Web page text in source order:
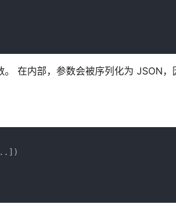
在内部，参数会被序列化为 JSON